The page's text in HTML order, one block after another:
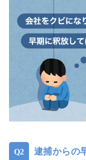
逮捕からの